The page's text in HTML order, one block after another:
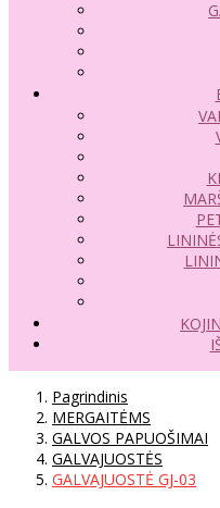
Pagrindinis
MERGAITĖMS
GALVOS PAPUOŠIMAI
GALVAJUOSTĖS
GALVAJUOSTĖ GJ-03